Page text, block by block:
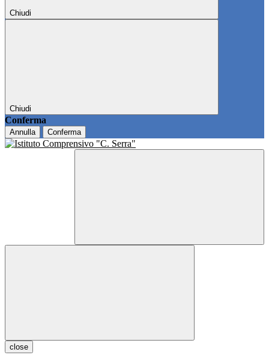
Chiudi
Chiudi
Conferma
Annulla Conferma
close